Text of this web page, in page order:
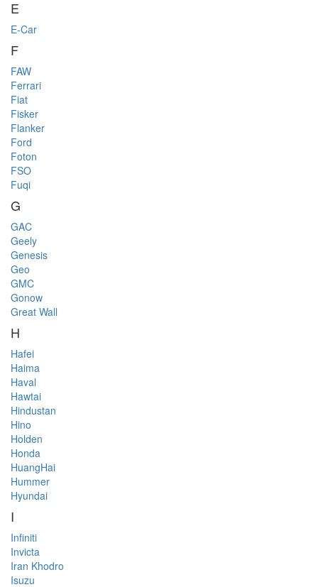
E
E-Car
F
FAW
Ferrari
Fiat
Fisker
Flanker
Ford
Foton
FSO
Fuqi
G
GAC
Geely
Genesis
Geo
GMC
Gonow
Great Wall
H
Hafei
Haima
Haval
Hawtai
Hindustan
Hino
Holden
Honda
HuangHai
Hummer
Hyundai
I
Infiniti
Invicta
Iran Khodro
Isuzu